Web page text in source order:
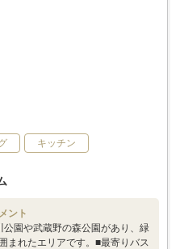
キッチン
ント
公園や武蔵野の森公園があり、緑
まれたエリアです。■最寄りバス